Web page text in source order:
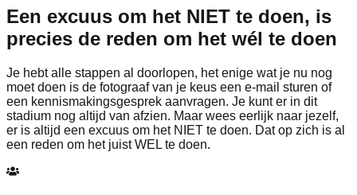
Een excuus om het NIET te doen, is
precies de reden om het wél te doen
Je hebt alle stappen al doorlopen, het enige wat je nu nog
moet doen is de fotograaf van je keus een e-mail sturen of
een kennismakingsgesprek aanvragen. Je kunt er in dit
stadium nog altijd van afzien. Maar wees eerlijk naar jezelf,
er is altijd een excuus om het NIET te doen. Dat op zich is al
een reden om het juist WEL te doen.